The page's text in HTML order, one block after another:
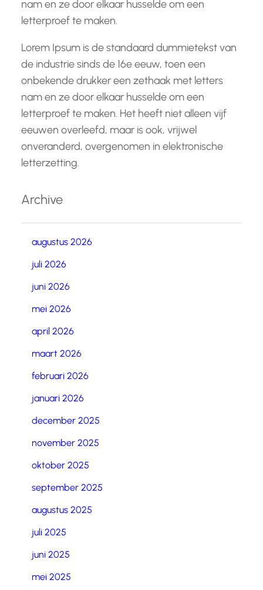
nam en ze door elkaar husselde om een
letterproef te maken.
Lorem Ipsum is de standaard dummietekst van
de industrie sinds de 16e eeuw, toen een
onbekende drukker een zethaak met letters
nam en ze door elkaar husselde om een
letterproef te maken. Het heeft niet alleen vijf
eeuwen overleefd, maar is ook, vrijwel
onveranderd, overgenomen in elektronische
letterzetting.
Archive
augustus 2026
juli 2026
juni 2026
mei 2026
april 2026
maart 2026
februari 2026
januari 2026
december 2025
november 2025
oktober 2025
september 2025
augustus 2025
juli 2025
juni 2025
mei 2025